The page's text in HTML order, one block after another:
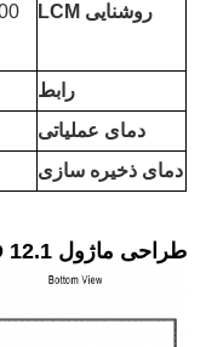
روشنایی LCM
رابط
دمای عملیاتی
دمای ذخیره سازی
طراحی ماژول IPS TFT LCD 12.1 اینچی